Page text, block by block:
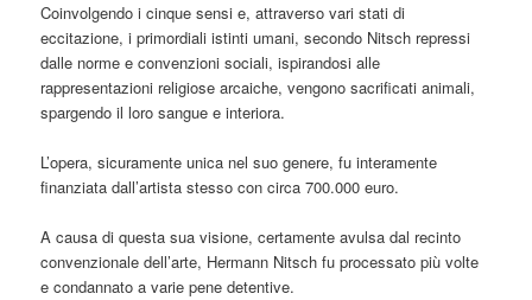
Coinvolgendo i cinque sensi e, attraverso vari stati di
eccitazione, i primordiali istinti umani, secondo Nitsch repressi
dalle norme e convenzioni sociali, ispirandosi alle
rappresentazioni religiose arcaiche, vengono sacrificati animali,
spargendo il loro sangue e interiora.
L’opera, sicuramente unica nel suo genere, fu interamente
finanziata dall’artista stesso con circa 700.000 euro.
A causa di questa sua visione, certamente avulsa dal recinto
convenzionale dell’arte, Hermann Nitsch fu processato più volte
e condannato a varie pene detentive.